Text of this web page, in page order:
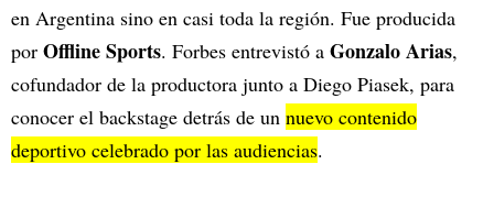
en Argentina sino en casi toda la región. Fue producida
por Offline Sports. Forbes entrevistó a Gonzalo Arias,
cofundador de la productora junto a Diego Piasek, para
conocer el backstage detrás de un nuevo contenido
deportivo celebrado por las audiencias.